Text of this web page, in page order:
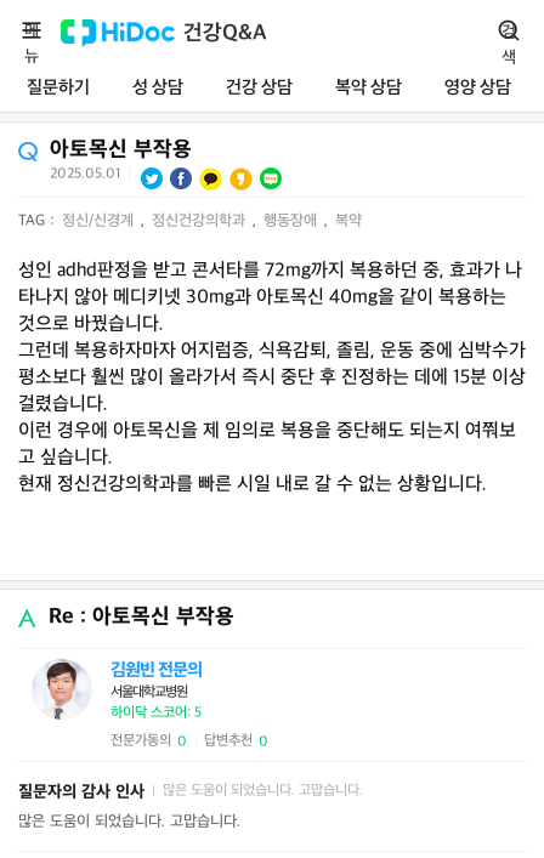
건강Q&A
질문하기 성 상담 건강 상담 복약 상담 영양 상담
메
뉴
검
색
아토목신 부작용
2025.05.01
TAG : 정신/신경계 , 정신건강의학과 , 행동장애 , 복약
성인 adhd판정을 받고 콘서타를 72mg까지 복용하던 중, 효과가 나
타나지 않아 메디키넷 30mg과 아토목신 40mg을 같이 복용하는
것으로 바꿨습니다.
그런데 복용하자마자 어지럼증, 식욕감퇴, 졸림, 운동 중에 심박수가
평소보다 훨씬 많이 올라가서 즉시 중단 후 진정하는 데에 15분 이상
걸렸습니다.
이런 경우에 아토목신을 제 임의로 복용을 중단해도 되는지 여쭤보
고 싶습니다.
현재 정신건강의학과를 빠른 시일 내로 갈 수 없는 상황입니다.
Re : 아토목신 부작용
김원빈 전문의
서울대학교병원
하이닥 스코어: 5
전문가동의 0 답변추천 0
질문자의 감사 인사 많은 도움이 되었습니다. 고맙습니다.
많은 도움이 되었습니다. 고맙습니다.